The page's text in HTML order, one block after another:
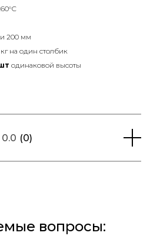
и 200 мм
на один столбик
одинаковой высоты
0.0 (0)
вопросы: